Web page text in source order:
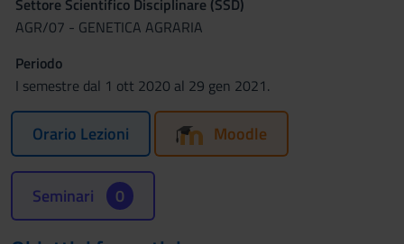
Settore Scientifico Disciplinare (SSD)
AGR/07 - GENETICA AGRARIA
Periodo
I semestre dal 1 ott 2020 al 29 gen 2021.
Orario Lezioni Moodle
Seminari 0